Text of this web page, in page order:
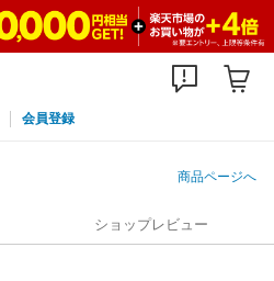
会員登録
商品ページへ
ショップレビュー